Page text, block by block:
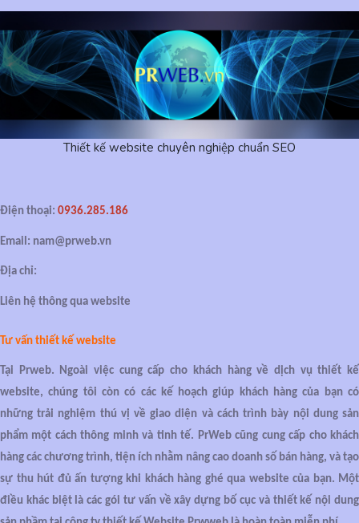
Thiết kế website chuyên nghiệp chuẩn SEO
Điện thoại: 0936.285.186
Email: nam@prweb.vn
Địa chỉ:
Liên hệ thông qua website
Tư vấn thiết kế website
Tại Prweb. Ngoài việc cung cấp cho khách hàng về dịch vụ thiết kế
website, chúng tôi còn có các kế hoạch giúp khách hàng của bạn có
những trải nghiệm thú vị về giao diện và cách trình bày nội dung sản
phẩm một cách thông minh và tinh tế. PrWeb cũng cung cấp cho khách
hàng các chương trình, tiện ích nhằm nâng cao doanh số bán hàng, và tạo
sự thu hút đủ ấn tượng khi khách hàng ghé qua website của bạn. Một
điều khác biệt là các gói tư vấn về xây dựng bố cục và thiết kế nội dung